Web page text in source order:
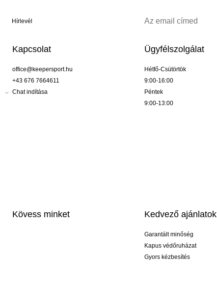
Hírlevél
Kapcsolat
office@keepersport.hu
+43 676 7664611
Chat indítása
Ügyfélszolgálat
Hétfő-Csütörtök
9:00-16:00
Péntek
9:00-13:00
Kövess minket Kedvező ajánlatok
Garantált minőség
Kapus védőruházat
Gyors kézbesítés